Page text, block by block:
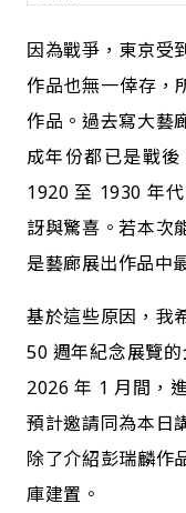
因為戰爭，東京受
作品也無一倖存，
作品。過去寫大藝
成年份都已是戰
1920 至 1930 年
訝與驚喜。若本次
是藝廊展出作品中
基於這些原因，我
50 週年紀念展覽
2026 年 1 月間，
預計邀請同為本日
除了介紹彭瑞麟作
庫建置。